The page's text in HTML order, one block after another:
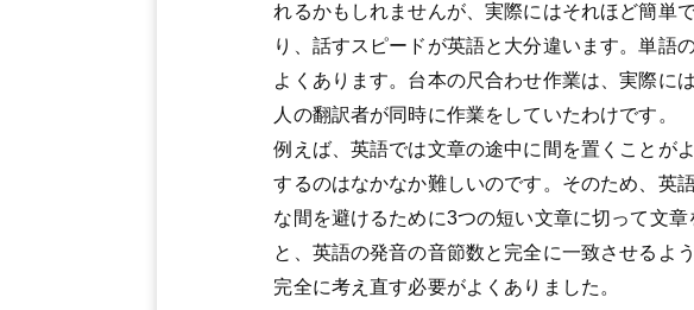
れるかもしれませんが、実際にはそれほど簡単
り、話すスピードが英語と大分違います。単語
よくあります。台本の尺合わせ作業は、実際に
人の翻訳者が同時に作業をしていたわけです。
例えば、英語では文章の途中に間を置くことが
するのはなかなか難しいのです。そのため、英
な間を避けるために3つの短い文章に切って文
と、英語の発音の音節数と完全に一致させるよ
完全に考え直す必要がよくありました。